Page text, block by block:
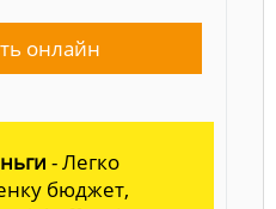
онлайн
- Легко
бюджет,